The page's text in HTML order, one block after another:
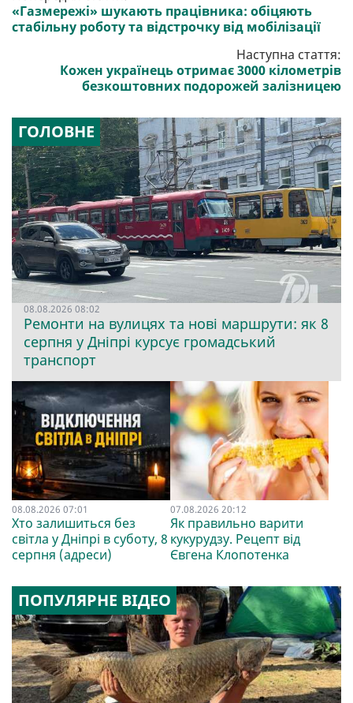
«Газмережі» шукають працівника: обіцяють
стабільну роботу та відстрочку від мобілізації
Наступна стаття:
Кожен українець отримає 3000 кілометрів
безкоштовних подорожей залізницею
ГОЛОВНЕ
08.08.2026 08:02
Ремонти на вулицях та нові маршрути: як 8
серпня у Дніпрі курсує громадський
транспорт
08.08.2026 07:01
Хто залишиться без
світла у Дніпрі в суботу, 8
серпня (адреси)
07.08.2026 20:12
Як правильно варити
кукурудзу. Рецепт від
Євгена Клопотенка
ПОПУЛЯРНЕ ВІДЕО